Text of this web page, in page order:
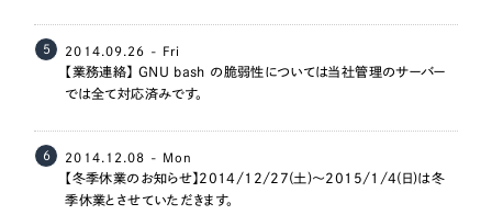
5 2014.09.26 - Fri
【業務連絡】 GNU bash の脆弱性については当社管理のサーバー
では全て対応済みです。
6 2014.12.08 - Mon
【冬季休業のお知らせ】2014/12/27(土)～2015/1/4(日)は冬
季休業とさせていただきます。